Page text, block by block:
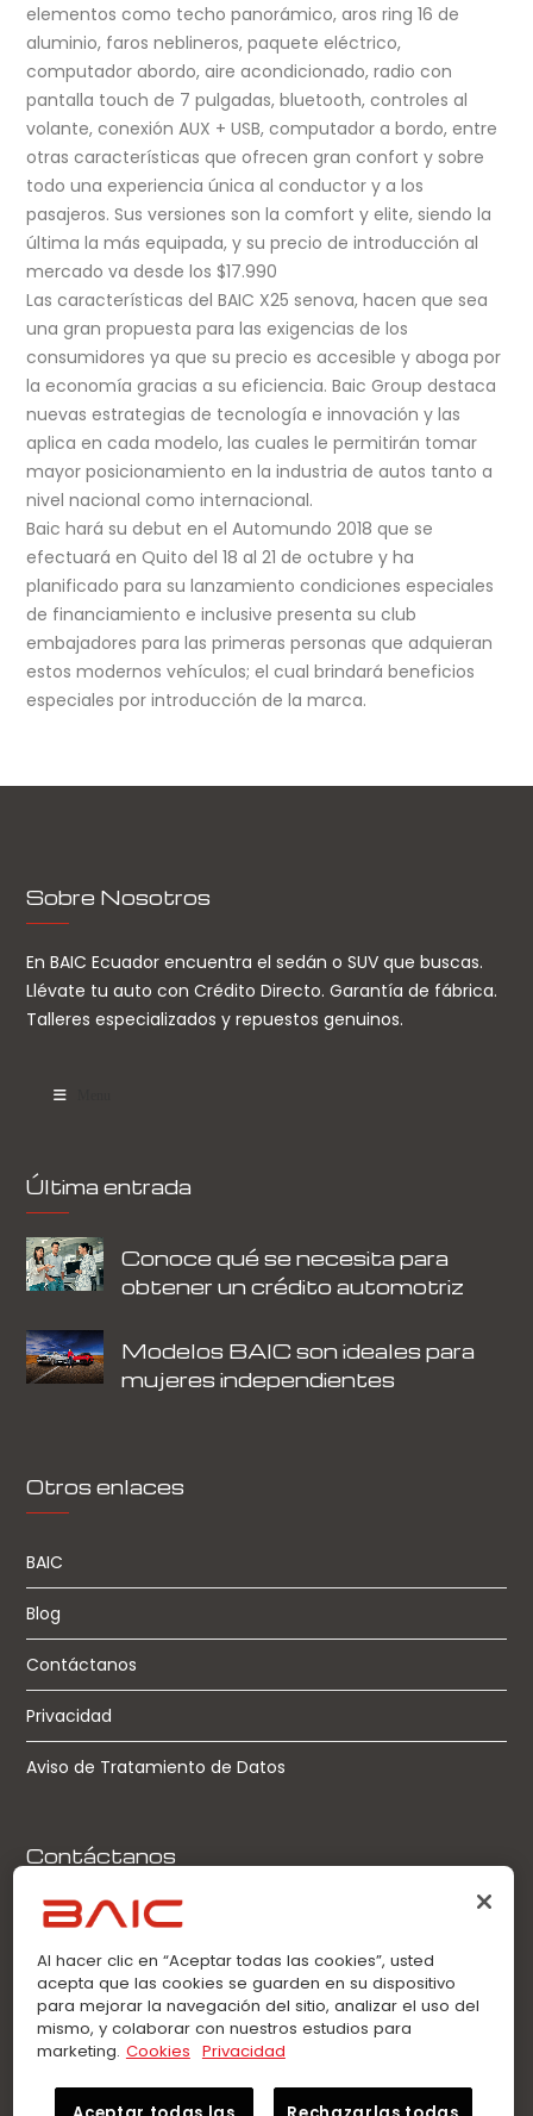
elementos como techo panorámico, aros ring 16 de
aluminio, faros neblineros, paquete eléctrico,
computador abordo, aire acondicionado, radio con
pantalla touch de 7 pulgadas, bluetooth, controles al
volante, conexión AUX + USB, computador a bordo, entre
otras características que ofrecen gran confort y sobre
todo una experiencia única al conductor y a los
pasajeros. Sus versiones son la comfort y elite, siendo la
última la más equipada, y su precio de introducción al
mercado va desde los $17.990
Las características del BAIC X25 senova, hacen que sea
una gran propuesta para las exigencias de los
consumidores ya que su precio es accesible y aboga por
la economía gracias a su eficiencia. Baic Groupdestaca
nuevas estrategias de tecnología e innovación y las
aplica en cada modelo, las cuales le permitirán tomar
mayor posicionamiento en la industria de autos tanto a
nivel nacional como internacional.
Baic hará su debut en el Automundo 2018 que se
efectuará en Quito del 18 al 21 de octubre y ha
planificado para su lanzamiento condiciones especiales
de financiamiento e inclusive presenta su club
embajadores para las primeras personas que adquieran
estos modernos vehículos; el cual brindará beneficios
especiales por introducción de la marca.
Sobre Nosotros
En BAIC Ecuador encuentra el sedán o SUV que buscas.
Llévate tu auto con Crédito Directo. Garantía de fábrica.
Talleres especializados y repuestos genuinos.
Última entrada
Conoce qué se necesita para
obtener un crédito automotriz
Modelos BAIC son ideales para
mujeres independientes
Otros enlaces
BAIC
Blog
Contáctanos
Privacidad
Aviso de Tratamiento de Datos
Contáctanos
Llamadas:
0963360021
WhatsApp:
0963360021
Al hacer clic en “Aceptar todas las cookies”, usted
acepta que las cookies se guarden en su dispositivo
para mejorar la navegación del sitio, analizar el uso del
mismo, y colaborar con nuestros estudios para
marketing. Cookies Privacidad